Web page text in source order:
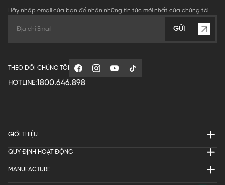
Hãy nhập email của bạn để nhận những tin tức mới nhất của chúng tôi
GỬI
THEO DÕI CHÚNG TÔI
HOTLINE:1800.646.898
GIỚI THIỆU
QUY ĐỊNH HOẠT ĐỘNG
MANUFACTURE